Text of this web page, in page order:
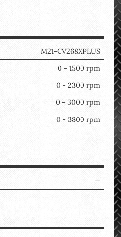
M21-CV268XPLUS
0 - 1500 rpm
0 - 2300 rpm
0 - 3000 rpm
0 - 3800 rpm
—